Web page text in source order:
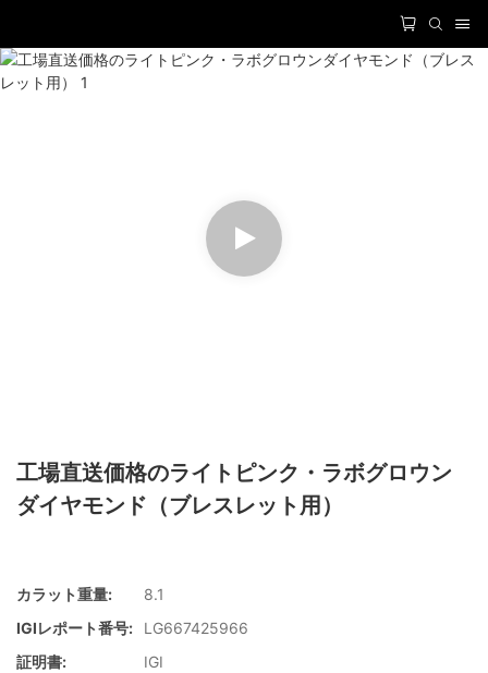
工場直送価格のライトピンク・ラボグロウン
ダイヤモンド（ブレスレット用）
カラット重量:
8.1
IGIレポート番号:
LG667425966
証明書:
IGI